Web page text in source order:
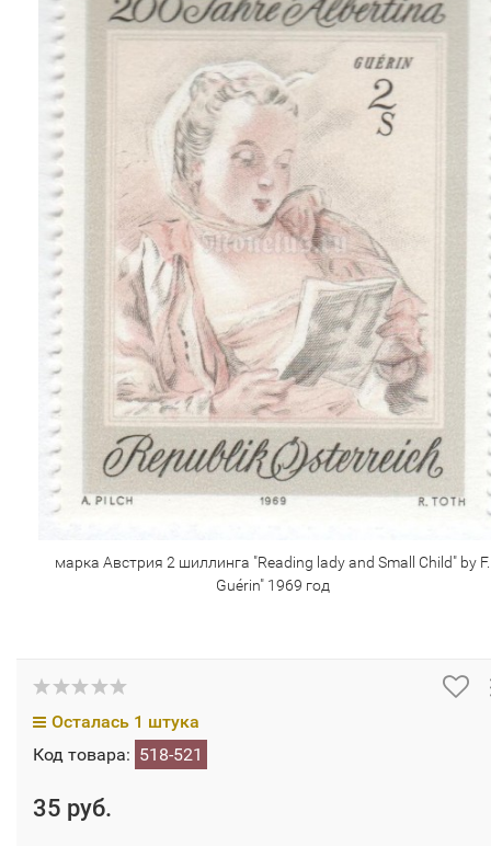
марка Австрия 2 шиллинга "Reading lady and Small Child" by F.
Guérin" 1969 год
Осталась 1 штука
Код товара: 518-521
35 руб.